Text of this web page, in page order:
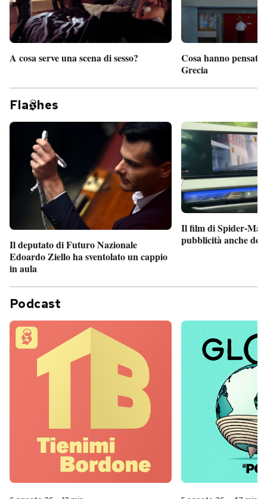
A cosa serve una scena di sesso?
Cosa hanno pensato
Grecia
Fla hes
Il deputato di Futuro Nazionale
Edoardo Ziello ha sventolato un cappio
in aula
Il film di Spider-Man
pubblicità anche
Podcast